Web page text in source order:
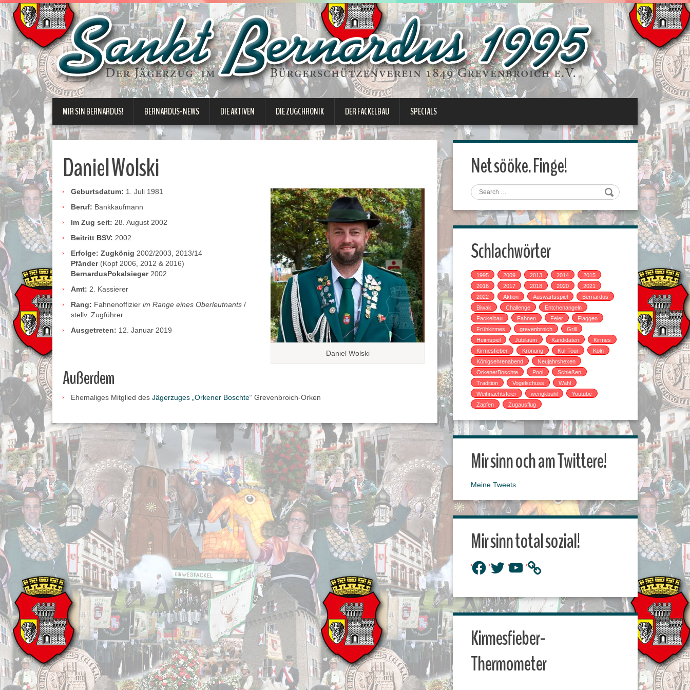
MIR SIN BERNARDUS! BERNARDUS-NEWS DIE AKTIVEN DIE ZUGCHRONIK DER FACKELBAU SPECIALS
Daniel Wolski
Daniel Wolski
Geburtsdatum: 1. Juli 1981
Beruf: Bankkaufmann
Im Zug seit: 28. August 2002
Beitritt BSV: 2002
Erfolge: Zugkönig 2002/2003, 2013/14
Pfänder(Kopf 2006, 2012 & 2016)
BernardusPokalsieger2002
Amt: 2. Kassierer
Rang: Fahnenoffizier im Range eines Oberleutnants /
stellv. Zugführer
Ausgetreten: 12. Januar 2019
Außerdem
Ehemaliges Mitglied des Jägerzuges „Orkener Boschte“ Grevenbroich-Orken
Net sööke. Finge!
Search
Schlachwörter
1995 2009 2013 2014
2015
2016
2017 2018 2020
2021
2022
Aktion Auswärtsspiel
Bernardus
Biwak
Challenge
Entchenangeln
Fackelbau
Fahnen Feier
Flaggen
Frühkirmes
grevenbroich
Grill
Heimspiel
Jubiläum Kandidaten
Kirmes
Kirmesfieber
Krönung Kul-Tour
Köln
Königsehrenabend
Neujahrshexen
OrkenerBoschte
Pool
Schießen
Tradition
Vogelschuss
Wahl
Weihnachtsfeier
wengkbühl
Youtube
Zapfen
Zugausflug
Mir sinn och am Twittere!
Meine Tweets
Mir sinn total sozial!
Facebook
TwitterYouTube
Kirmesfieber-
Thermometer